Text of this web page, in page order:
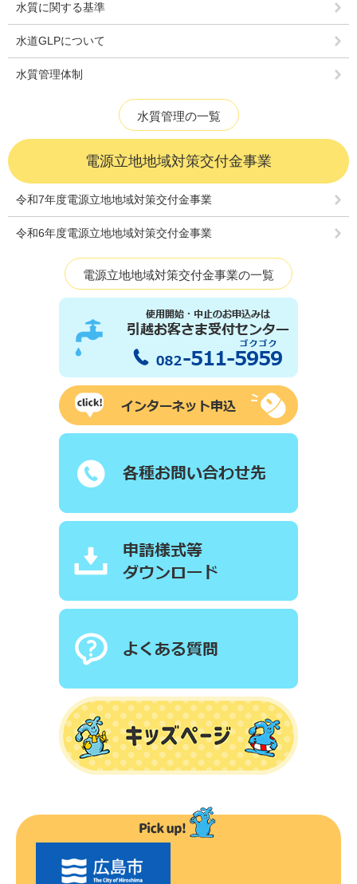
水質に関する基準
水道GLPについて
水質管理体制
水質管理の一覧
電源立地地域対策交付金事業
令和7年度電源立地地域対策交付金事業
令和6年度電源立地地域対策交付金事業
電源立地地域対策交付金事業の一覧